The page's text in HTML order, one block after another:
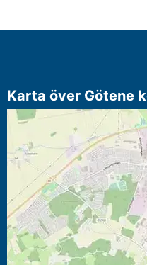
Karta över Götene